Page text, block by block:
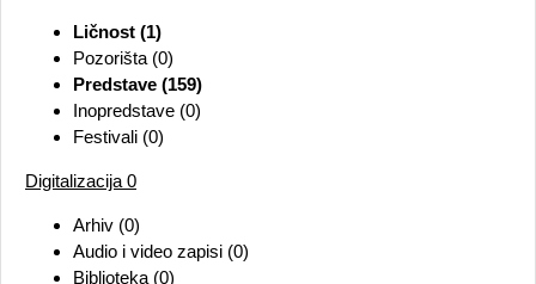
Ličnost (1)
Pozorišta (0)
Predstave (159)
Inopredstave (0)
Festivali (0)
Digitalizacija 0
Arhiv (0)
Audio i video zapisi (0)
Biblioteka (0)